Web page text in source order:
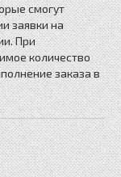
смогут
заявки на
При
количество
заказа в